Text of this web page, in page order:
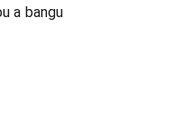
a bangu